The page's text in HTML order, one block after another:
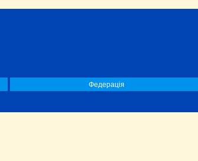
Федерація